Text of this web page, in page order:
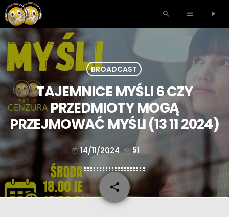
search menu play_arrow
BROADCAST
TAJEMNICE MYŚLI 6 CZY
PRZEDMIOTY MOGĄ
PRZEJMOWAĆ MYŚLI (13 11 2024)
today 14/11/2024 51
share
email